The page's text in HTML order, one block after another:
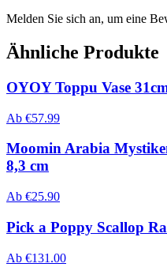
Melden Sie sich an, um eine
Ähnliche Produkte
OYOY Toppu Vase
Ab €57.99
Moomin Arabia
8,3 cm
Ab €25.90
Pick a Poppy Scallop
Ab €131.00